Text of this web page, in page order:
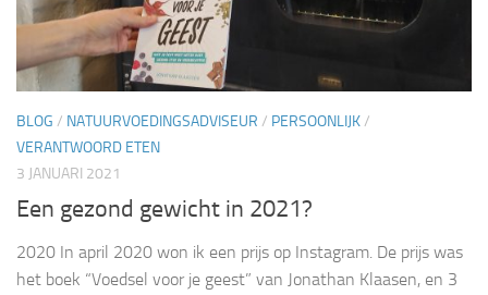
BLOG / NATUURVOEDINGSADVISEUR / PERSOONLIJK/
VERANTWOORD ETEN
3 JANUARI 2021
Een gezond gewicht in 2021?
2020 In april 2020 won ik een prijs op Instagram. De prijs was
het boek “Voedsel voor je geest” van Jonathan Klaasen, en 3